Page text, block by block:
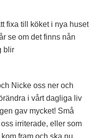
fixa till köket i nya huset
se om det finns nån
blir
Nicke oss ner och
i vårt dagliga liv
gav mycket! Små
irriterade, eller som
fram och ska nu